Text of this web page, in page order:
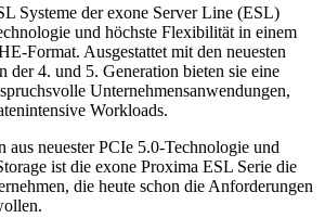
Systeme der exone Server Line (ESL)
und höchste Flexibilität in einem
Format. Ausgestattet mit den neuesten
der 4. und 5. Generation bieten sie eine
Unternehmensanwendungen,
Workloads.
neuester PCIe 5.0-Technologie und
ist die exone Proxima ESL Serie die
die heute schon die Anforderungen